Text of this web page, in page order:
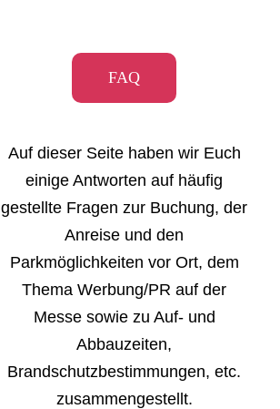
FAQ
Auf dieser Seite haben wir Euch
einige Antworten auf häufig
gestellte Fragen zur Buchung, der
Anreise und den
Parkmöglichkeiten vor Ort, dem
Thema Werbung/PR auf der
Messe sowie zu Auf- und
Abbauzeiten,
Brandschutzbestimmungen, etc.
zusammengestellt.